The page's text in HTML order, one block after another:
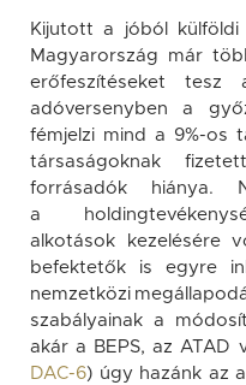
Kijutott a jóból
Magyarország már
erőfeszítéseket
adóversenyben a
fémjelzi mind a 9%-os
társaságoknak
forrásadók hiánya.
a
alkotások kezelésére
befektetők is egyre
nemzetközi
szabályainak a
akár a BEPS, az ATAD
DAC-6) úgy hazánk az